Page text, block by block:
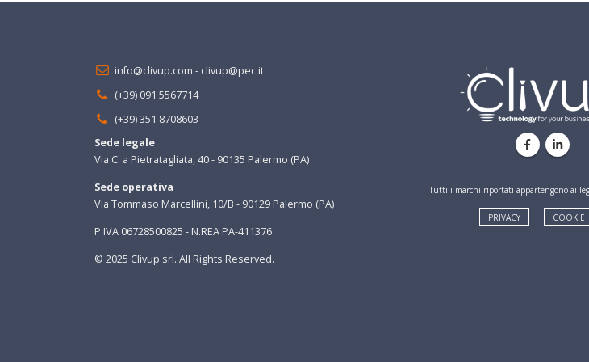
info@clivup.com - clivup@pec.it
(+39) 091 5567714
(+39) 351 8708603
Sede legale
Via C. a Pietratagliata, 40 - 90135 Palermo (PA)
Sede operativa
Via Tommaso Marcellini, 10/B - 90129 Palermo (PA)
P.IVA 06728500825 - N.REA PA-411376
© 2025 Clivup srl. All Rights Reserved.
Tutti i marchi riportati appartengono ai
PRIVACY COOKIE